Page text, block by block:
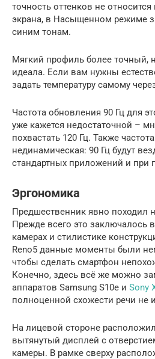
точность оттенков не
экрана, в Насыщенном режиме
синим тонам.
Мягкий профиль более точный,
идеала. Если вам нужны
задать температуру самому
Частота обновления 90 Гц для
уже кажется недостаточной –
похвастать 120 Гц. Также
нединамическая: 90 Гц будут
стандартных приложений и при
Эргономика
Предшественник явно походил
Прежде всего это заключалось
камерах и стилистике
Reno5 данные моменты были
чтобы сделать смартфон
Конечно, здесь всё же можно
аппаратов Samsung S10e и Sony
полноценной схожести речи не
На лицевой стороне
вытянутый дисплей с
камеры. В рамке сверху